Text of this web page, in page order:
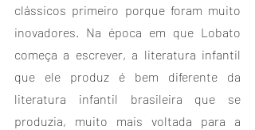
clássicos primeiro porque foram muito
inovadores. Na época em que Lobato
começa a escrever, a literatura infantil
que ele produz é bem diferente da
literatura infantil brasileira que se
produzia, muito mais voltada para a